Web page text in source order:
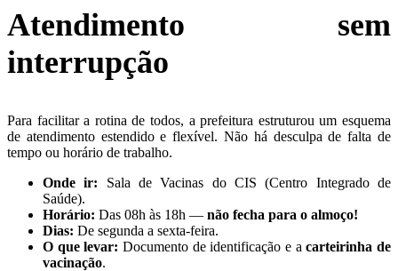
Atendimento sem
interrupção
Para facilitar a rotina de todos, a prefeitura estruturou um esquema
de atendimento estendido e flexível. Não há desculpa de falta de
tempo ou horário de trabalho.
Onde ir: Sala de Vacinas do CIS (Centro Integrado de
Saúde).
Horário: Das 08h às 18h — não fecha para o almoço!
Dias: De segunda a sexta-feira.
O que levar: Documento de identificação e acarteirinha de
vacinação.